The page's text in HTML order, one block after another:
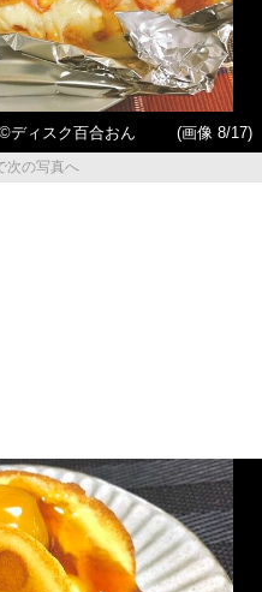
ディスク百合おん
(画像 8/17)
次の写真へ